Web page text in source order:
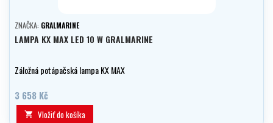
ZNAČKA: GRALMARINE
LAMPA KX MAX LED 10 W GRALMARINE
Záložná potápačská lampa KX MAX
3 658 Kč
 Vložiť do košíka